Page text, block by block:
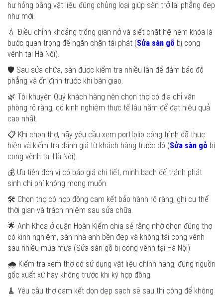
hư hỏng bằng vật liệu đúng chủng loại giúp sàn trở lại phẳng đẹp
như mới.
💧 Điều chỉnh khoảng trống giãn nở và siết chặt hệ hèm khóa là
bước quan trọng để ngăn chặn tái phát (Sửa sàn gỗ bị cong
vênh tại Hà Nội).
🛡️ Sau sửa chữa, sàn được kiểm tra nhiều lần để đảm bảo độ
phẳng và ổn định trước khi bàn giao.
🌿 Tôi khuyên Quý khách hàng nên chọn thợ có địa chỉ văn
phòng rõ ràng, có kinh nghiệm thực tế lâu năm để đạt hiệu quả
cao nhất.
📋 Khi chọn thợ, hãy yêu cầu xem portfolio công trình đã thực
hiện và kiểm tra đánh giá từ khách hàng trước đó (Sửa sàn gỗ bị
cong vênh tại Hà Nội).
💰 Ưu tiên đơn vị có báo giá chi tiết, minh bạch để tránh phát
sinh chi phí không mong muốn.
🛠️ Chọn thợ có hợp đồng cam kết bảo hành rõ ràng, ghi cụ thể
thời gian và trách nhiệm sau sửa chữa.
🌟 Anh Khoa ở quận Hoàn Kiếm chia sẻ rằng nhờ chọn đúng thợ
có kinh nghiệm, sàn nhà anh bền đẹp và không tái cong vênh
sau nhiều mùa mưa (Sửa sàn gỗ bị cong vênh tại Hà Nội).
🌧️ Kiểm tra xem thợ có sử dụng vật liệu chính hãng, đúng nguồn
gốc xuất xứ hay không trước khi ký hợp đồng.
🧹 Yêu cầu thợ cam kết dọn dẹp sạch sẽ sau thi công để không